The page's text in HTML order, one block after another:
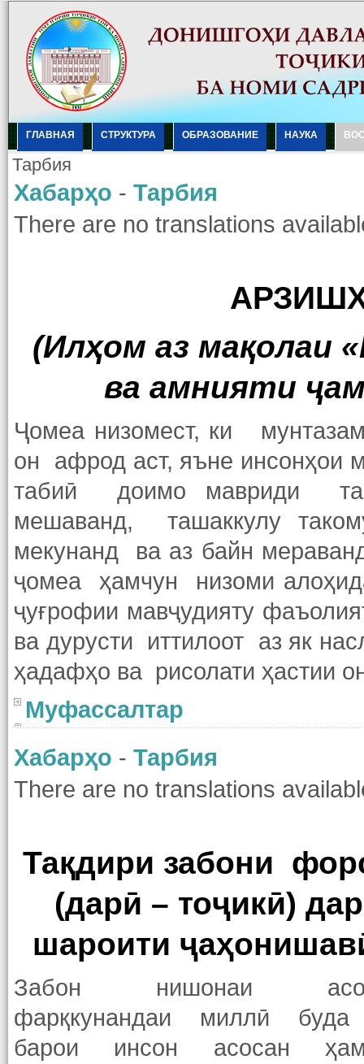
ГЛАВНАЯ СТРУКТУРА ОБРАЗОВАНИЕ НАУКА
Тарбия
Хабарҳо - Тарбия
There are no translations
(Илҳом аз мақолаи
ва амнияти
Ҷомеа низомест, ки
он афрод аст, яъне инсонҳои
табиӣ доимо мавриди
мешаванд, ташаккулу
мекунанд ва аз байн
ҷомеа ҳамчун низоми
ҷуғрофии мавҷудияту
ва дурусти иттилоот аз як
ҳадафҳо ва рисолати ҳастии
Муфассалтар
Хабарҳо - Тарбия
There are no translations
Тақдири забони
(дарӣ – тоҷикӣ) дар
шароити
Забон нишонаи
фарқкунандаи миллӣ
барои инсон асосан